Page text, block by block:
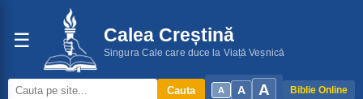
☰ Calea Creștină
Singura Cale care duce la Viață Veșnică
A A A Biblie Online
Cauta